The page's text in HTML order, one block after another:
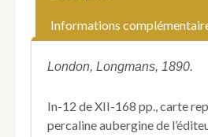
Campagne
de
en
notes
edited
Informations
London, Longmans, 1890.
In-12 de XII-168 pp., carte
percaline aubergine de